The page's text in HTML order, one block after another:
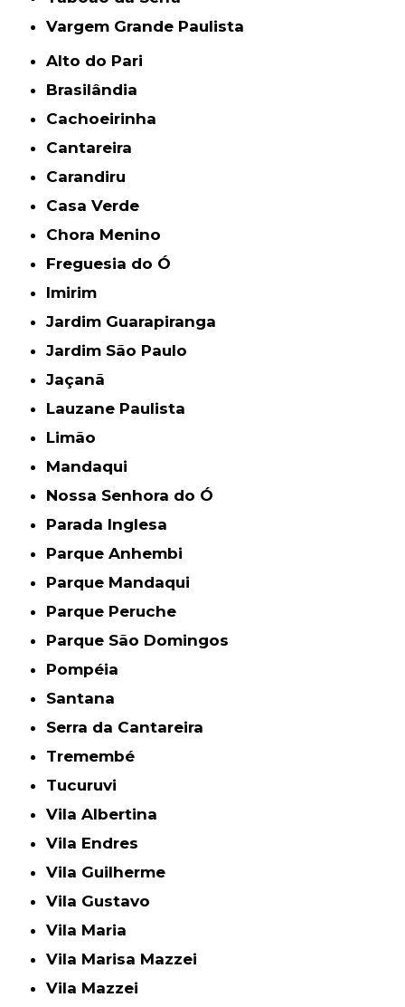
Vargem Grande Paulista
Alto do Pari
Brasilândia
Cachoeirinha
Cantareira
Carandiru
Casa Verde
Chora Menino
Freguesia do Ó
Imirim
Jardim Guarapiranga
Jardim São Paulo
Jaçanã
Lauzane Paulista
Limão
Mandaqui
Nossa Senhora do Ó
Parada Inglesa
Parque Anhembi
Parque Mandaqui
Parque Peruche
Parque São Domingos
Pompéia
Santana
Serra da Cantareira
Tremembé
Tucuruvi
Vila Albertina
Vila Endres
Vila Guilherme
Vila Gustavo
Vila Maria
Vila Marisa Mazzei
Vila Mazzei